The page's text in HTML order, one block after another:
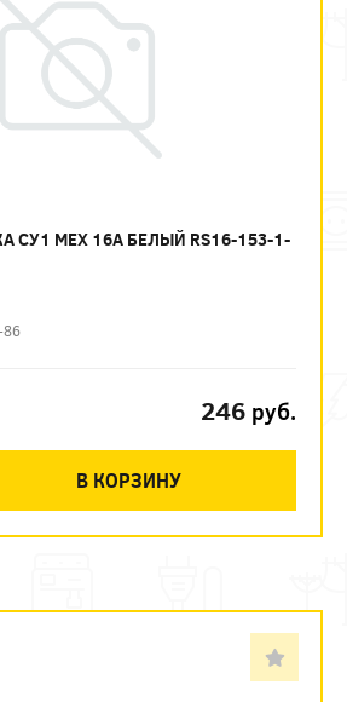
СУ1 МЕХ 16А БЕЛЫЙ RS16-153-1-
86
246 руб.
В КОРЗИНУ